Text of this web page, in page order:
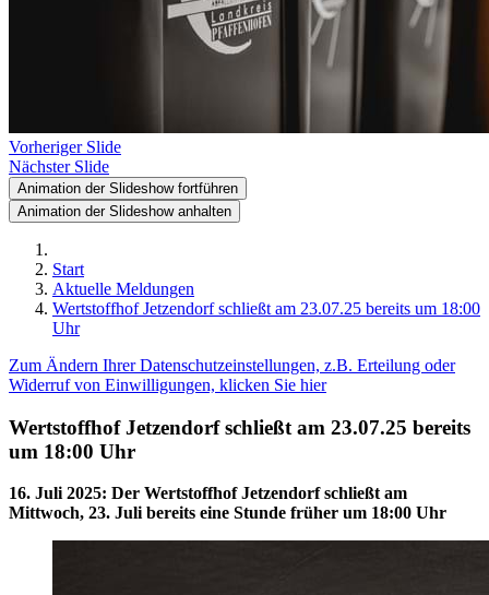
Vorheriger Slide
Nächster Slide
Animation der Slideshow fortführen
Animation der Slideshow anhalten
Start
Aktuelle Meldungen
Wertstoffhof Jetzendorf schließt am 23.07.25 bereits um 18:00
Uhr
Zum Ändern Ihrer Datenschutzeinstellungen, z.B. Erteilung oder
Widerruf von Einwilligungen, klicken Sie hier
Wertstoffhof Jetzendorf schließt am 23.07.25 bereits
um 18:00 Uhr
16. Juli 2025: Der Wertstoffhof Jetzendorf schließt am
Mittwoch, 23. Juli bereits eine Stunde früher um 18:00 Uhr